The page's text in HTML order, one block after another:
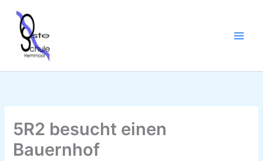
Inhalt
springen
5R2 besucht einen
Bauernhof